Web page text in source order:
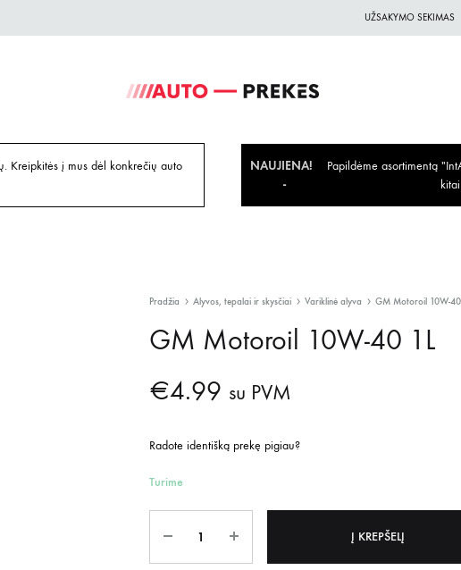
UŽSAKYMO SEKIMAS
geriausiomis
į mus dėl konkrečių auto
NAUJIENA!
Papildėme asortimentą
Pradžia Alyvos, tepalai ir skysčiai Variklinė alyva GM Motoroil 10W-
GM Motoroil 10W-40 1L
€4.99 su PVM
Radote identišką prekę pigiau?
Turime
Į KREPŠELĮ